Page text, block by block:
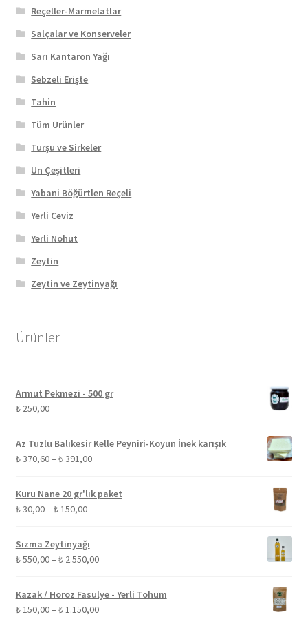
Reçeller-Marmelatlar
Salçalar ve Konserveler
Sarı Kantaron Yağı
Sebzeli Erişte
Tahin
Tüm Ürünler
Turşu ve Sirkeler
Un Çeşitleri
Yabani Böğürtlen Reçeli
Yerli Ceviz
Yerli Nohut
Zeytin
Zeytin ve Zeytinyağı
Ürünler
Armut Pekmezi - 500 gr
₺250,00
Az Tuzlu Balıkesir Kelle Peyniri-Koyun İnek karışık
₺370,60– ₺391,00Fiyat
₺ 370,60
Kuru Nane 20 gr'lık paket
₺30,00– ₺150,00Fiyat
₺ 30,00
-
Sızma Zeytinyağı
₺550,00– ₺2.550,00Fiyat
₺ 550,00
-
Kazak / Horoz Fasulye - Yerli Tohum
₺150,00– ₺1.150,00Fiyat